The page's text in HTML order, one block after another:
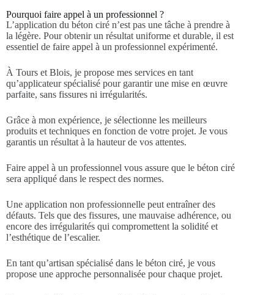
Pourquoi faire appel à un professionnel ?
L’application du béton ciré n’est pas une tâche à prendre à
la légère. Pour obtenir un résultat uniforme et durable, il est
essentiel de faire appel à un professionnel expérimenté.
À Tours et Blois, je propose mes services en tant
qu’applicateur spécialisé pour garantir une mise en œuvre
parfaite, sans fissures ni irrégularités.
Grâce à mon expérience, je sélectionne les meilleurs
produits et techniques en fonction de votre projet. Je vous
garantis un résultat à la hauteur de vos attentes.
Faire appel à un professionnel vous assure que le béton ciré
sera appliqué dans le respect des normes.
Une application non professionnelle peut entraîner des
défauts. Tels que des fissures, une mauvaise adhérence, ou
encore des irrégularités qui compromettent la solidité et
l’esthétique de l’escalier.
En tant qu’artisan spécialisé dans le béton ciré, je vous
propose une approche personnalisée pour chaque projet.